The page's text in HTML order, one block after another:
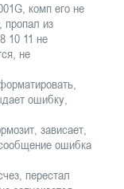
комп его не
пропал из
10 11 не
не
ошибку,
зависает,
ошибка
перестал